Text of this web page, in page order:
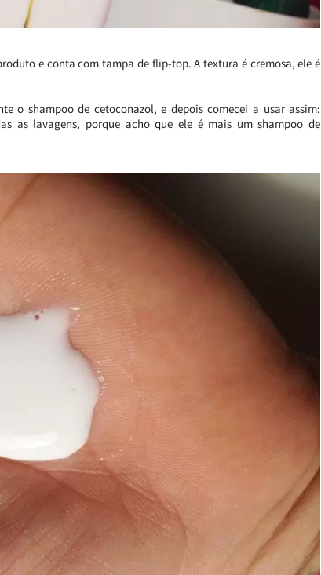
e conta com tampa de flip-top. A textura é cremosa, ele é
o shampoo de cetoconazol, e depois comecei a usar assim:
as lavagens, porque acho que ele é mais um shampoo de